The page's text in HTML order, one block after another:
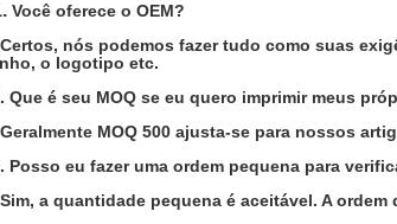
Você oferece o OEM?
nós podemos fazer tudo como suas
o logotipo etc.
Que é seu MOQ se eu quero imprimir meus
MOQ 500 ajusta-se para nossos
Posso eu fazer uma ordem pequena para
a quantidade pequena é aceitável. A